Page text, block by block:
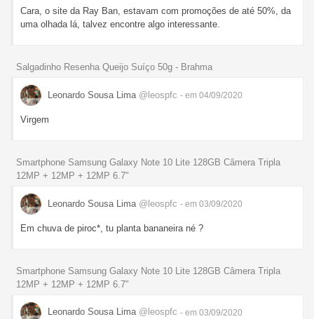
Cara, o site da Ray Ban, estavam com promoções de até 50%, da
uma olhada lá, talvez encontre algo interessante.
Salgadinho Resenha Queijo Suíço 50g - Brahma
Leonardo Sousa Lima @leospfc - em 04/09/2020
Virgem
Smartphone Samsung Galaxy Note 10 Lite 128GB Câmera Tripla
12MP + 12MP + 12MP 6.7"
Leonardo Sousa Lima @leospfc - em 03/09/2020
Em chuva de piroc*, tu planta bananeira né ?
Smartphone Samsung Galaxy Note 10 Lite 128GB Câmera Tripla
12MP + 12MP + 12MP 6.7"
Leonardo Sousa Lima @leospfc - em 03/09/2020